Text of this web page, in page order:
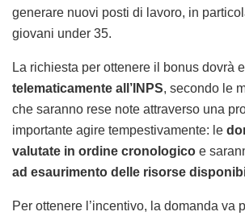
generare nuovi posti di lavoro, in
giovani under 35.
La richiesta per ottenere il bonus dovrà
telematicamente all’INPS, secondo le
che saranno rese note attraverso una
importante agire tempestivamente: le
valutate in ordine cronologico e
ad esaurimento delle risorse
Per ottenere l’incentivo, la domanda va